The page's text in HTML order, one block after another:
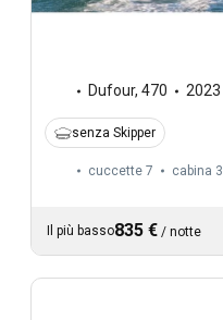
Dufour, 470 2023
senza Skipper
cuccette 7 cabina 3
Il più basso835 € / notte